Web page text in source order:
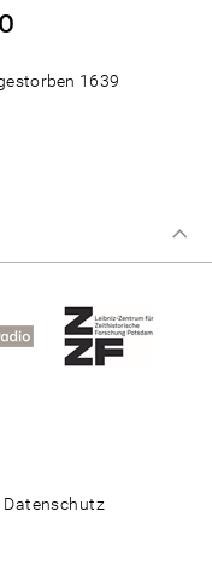
1639
Datenschutz